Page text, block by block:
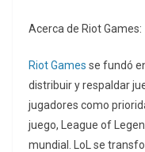
Acerca de Riot Games:
Riot Games se fundó
distribuir y respaldar
jugadores como
juego, League of
mundial. LoL se